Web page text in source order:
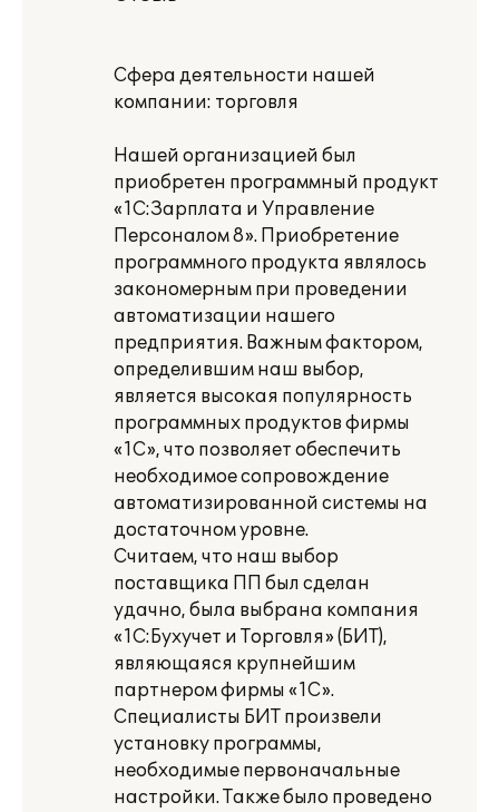
Сфера деятельности нашей
компании: торговля
Нашей организацией был
приобретен программный продукт
«1С:Зарплата и Управление
Персоналом 8». Приобретение
программного продукта являлось
закономерным при проведении
автоматизации нашего
предприятия. Важным фактором,
определившим наш выбор,
является высокая популярность
программных продуктов фирмы
«1С», что позволяет обеспечить
необходимое сопровождение
автоматизированной системы на
достаточном уровне.
Считаем, что наш выбор
поставщика ПП был сделан
удачно, была выбрана компания
«1С:Бухучет и Торговля» (БИТ),
являющаяся крупнейшим
партнером фирмы «1С».
Специалисты БИТ произвели
установку программы,
необходимые первоначальные
настройки. Также было проведено